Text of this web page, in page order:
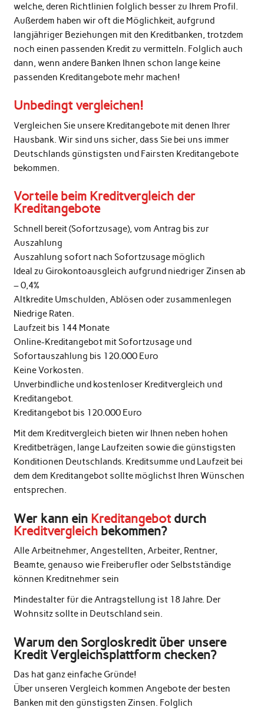
welche, deren Richtlinien folglich besser zu Ihrem Profil.
Außerdem haben wir oft die Möglichkeit, aufgrund
langjähriger Beziehungen mit den Kreditbanken, trotzdem
noch einen passenden Kredit zu vermitteln. Folglich auch
dann, wenn andere Banken Ihnen schon lange keine
passenden Kreditangebote mehr machen!
Unbedingt vergleichen!
Vergleichen Sie unsere Kreditangebote mit denen Ihrer
Hausbank. Wir sind uns sicher, dass Sie bei uns immer
Deutschlands günstigsten und Fairsten Kreditangebote
bekommen.
Vorteile beim Kreditvergleich der
Kreditangebote
Schnell bereit (Sofortzusage), vom Antrag bis zur
Auszahlung
Auszahlung sofort nach Sofortzusage möglich
Ideal zu Girokontoausgleich aufgrund niedriger Zinsen ab
– 0,4%
Altkredite Umschulden, Ablösen oder zusammenlegen
Niedrige Raten.
Laufzeit bis 144 Monate
Online-Kreditangebot mit Sofortzusage und
Sofortauszahlung bis 120.000 Euro
Keine Vorkosten.
Unverbindliche und kostenloser Kreditvergleich und
Kreditangebot.
Kreditangebot bis 120.000 Euro
Mit dem Kreditvergleich bieten wir Ihnen neben hohen
Kreditbeträgen, lange Laufzeiten sowie die günstigsten
Konditionen Deutschlands. Kreditsumme und Laufzeit bei
dem dem Kreditangebot sollte möglichst Ihren Wünschen
entsprechen.
Wer kann ein Kreditangebotdurch
Kreditvergleichbekommen?
Alle Arbeitnehmer, Angestellten, Arbeiter, Rentner,
Beamte, genauso wie Freiberufler oder Selbstständige
können Kreditnehmer sein
Mindestalter für die Antragstellung ist 18 Jahre. Der
Wohnsitz sollte in Deutschland sein.
Warum den Sorgloskredit über unsere
Kredit Vergleichsplattform checken?
Das hat ganz einfache Gründe!
Über unseren Vergleich kommen Angebote der besten
Banken mit den günstigsten Zinsen. Folglich